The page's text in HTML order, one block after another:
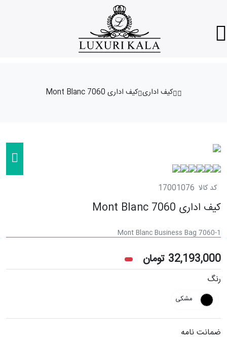
کیف اداری کیف اداری Mont Blanc 7060
کد کالا 17001076
کیف اداری Mont Blanc 7060
Mont Blanc Business Bag 7060-1
32,193,000 تومان
رنگ
مشکی
ضمانت نامه